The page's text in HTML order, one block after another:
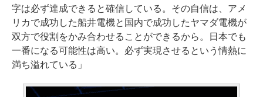
字は必ず達成できると確信している。その自信は、アメ
リカで成功した船井電機と国内で成功したヤマダ電機が
双方で役割をかみ合わせることができるから。日本でも
一番になる可能性は高い。必ず実現させるという情熱に
満ち溢れている」